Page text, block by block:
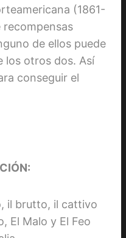
(1861-
recompensas
de ellos puede
los otros dos. Así
conseguir el
il brutto, il cattivo
El Malo y El Feo